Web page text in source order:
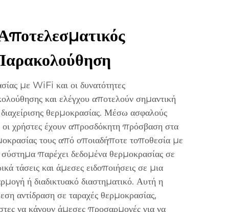
με WiFi και οι δυνατότητες
και ελέγχου αποτελούν σημαντική
θερμοκρασίας. Μέσω ασφαλούς
χρήστες έχουν απροσδόκητη πρόσβαση στα
τους από οποιαδήποτε τοποθεσία με
σύστημα παρέχει δεδομένα θερμοκρασίας σε
τάσεις και άμεσες ειδοποιήσεις σε μια
ή διαδικτυακό διαστηματικό. Αυτή η
αντίδραση σε ταραχές θερμοκρασίας,
να κάνουν άμεσες προσαρμογές για να